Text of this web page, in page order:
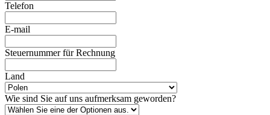
Telefon
E-mail
Steuernummer für Rechnung
Land
Wie sind Sie auf uns aufmerksam geworden?